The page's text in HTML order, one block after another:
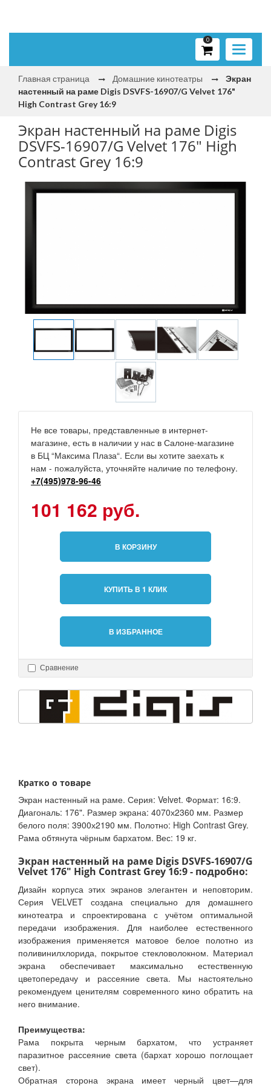
Toggle
0
Главная страница Домашние кинотеатры
Экран
настенный на раме Digis DSVFS-16907/G Velvet 176"
High Contrast Grey 16:9
Экран настенный на раме Digis
DSVFS-16907/G Velvet 176" High
Contrast Grey 16:9
Не все товары, представленные в интернет-
магазине, есть в наличии у нас в Салоне-магазине
в БЦ “Максима Плаза“. Если вы хотите заехать к
нам - пожалуйста, уточняйте наличие по телефону.
+7(495)978-96-46
101 162 руб.
В КОРЗИНУ
КУПИТЬ В 1 КЛИК
В ИЗБРАННОЕ
Сравнение
Кратко о товаре
Экран настенный на раме. Серия: Velvet. Формат: 16:9.
Диагональ: 176". Размер экрана: 4070х2360 мм. Размер
белого поля: 3900х2190 мм. Полотно: High Contrast Grey.
Рама обтянута чёрным бархатом. Вес: 19 кг.
Экран настенный на раме Digis DSVFS-16907/G
Velvet 176" High Contrast Grey 16:9 - подробно:
Дизайн корпуса этих экранов элегантен и неповторим.
Серия VELVET создана специально для домашнего
кинотеатра и спроектирована с учётом оптимальной
передачи изображения. Для наиболее естественного
изображения применяется матовое белое полотно из
поливинилхлорида, покрытое стекловолокном. Материал
экрана обеспечивает максимально естественную
цветопередачу и рассеяние света. Мы настоятельно
рекомендуем ценителям современного кино обратить на
него внимание.
Преимущества:
Рама покрыта черным бархатом, что устраняет
паразитное рассеяние света (бархат хорошо поглощает
свет).
Обратная сторона экрана имеет черный цвет—для